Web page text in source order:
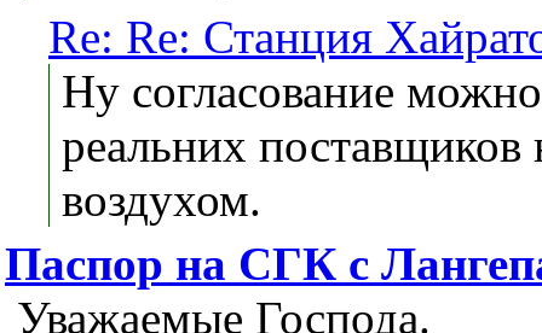
Re: Re: Станция
Ну согласование
реальних поставщиков
воздухом.
Паспор на СГК с
Уважаемые Господа.